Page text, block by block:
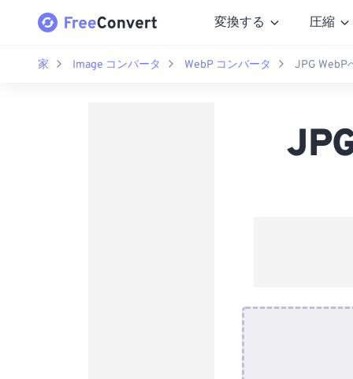
変換する 圧縮
家 Image コンバータ WebP コンバータ JPG WebP